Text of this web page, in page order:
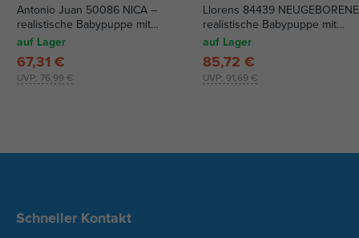
Antonio Juan 50086 NICA –
realistische Babypuppe mit
Vollvinylkörper – 42 cm
auf Lager
UVP: 76,99 €
67,31 €
Llorens 84439
realistische Babypuppe mit
Geräuschen und weichem
Stoffkörper - 44 cm
auf Lager
UVP: 91,69 €
85,72 €
Schneller Kontakt